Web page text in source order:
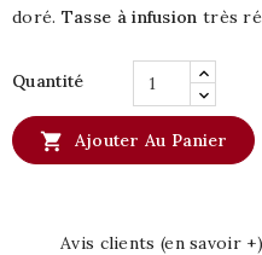
doré. Tasse à infusion très
Quantité
 Ajouter Au Panier
Avis clients (en savoir +)